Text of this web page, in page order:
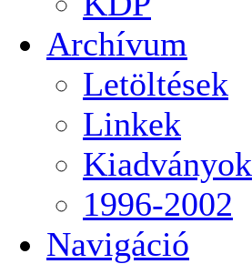
Archívum
Letöltések
Linkek
Kiadványok
1996-2002
Navigáció